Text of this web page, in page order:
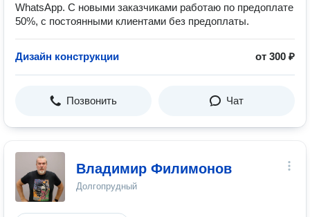
WhatsApp. С новыми заказчиками работаю по предоплате
50%, с постоянными клиентами без предоплаты.
Дизайн конструкции от 300 ₽
Позвонить Чат
Владимир Филимонов
Долгопрудный